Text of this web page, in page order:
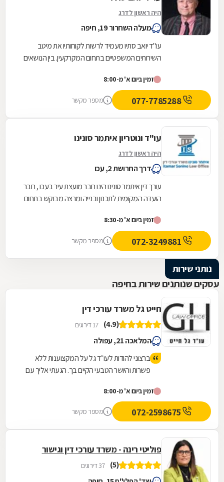
היה ראשון לדרג
מעלה השחרור 19, חיפה
עו"ד יואב סתיו מעמיד לרשות לקוחותיו את מיטב
השירותים המשפטיים בתחום המקרקעין. בין הנושאים
מיזמי...
זמין ביום א' מ-8:00
077-7785288 מספר מקשר
עו"ד ונוטריון איתמר סונינו
היה ראשון לדרג
דרך החרושת 2, עכו
עורך דין איתמר סונינו הינו חבר מועצת עיר בעכו , חבר
הועדה המקומית לתכנון ובנייה ומרצה מבוקש בתחום
זמין ביום א' מ-8:30
מספר מקשר
נותני שירות
עסקים שנותנים שירות בחיפה
חייט גל משרד עורכי דין
(4.9) 17 דירוגים
המלאכה 21, עפולה
ברצוני להודות לעו״ד גל על המקצוענות ללא
פשרות והיושר הטבעי הקיים בך. הגעתי אליך עם
להסביר וללוות אותי יד ביד לאורך הדרך. הרגשת
הביטחון הזאת שווה הכל ואני כל כך שמחה
שבחרתי נכון. תודה רבה!!
זמין ביום א' מ-8:00
מספר מקשר
פוליטי רינה - משרד עורכי דין וגישור
(5) 37 דירוגים